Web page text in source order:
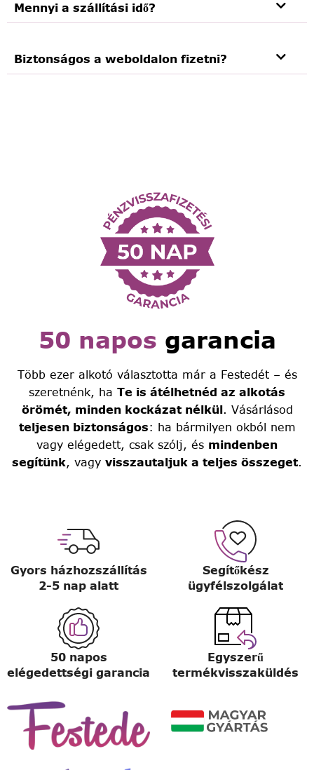
Mennyi a szállítási idő?
Biztonságos a weboldalon fizetni?
50 napos garancia
Több ezer alkotó választotta már a Festedét – és
szeretnénk, ha Te is átélhetnéd az alkotás
örömét, minden kockázat nélkül. Vásárlásod
teljesen biztonságos: ha bármilyen okból nem
vagy elégedett, csak szólj, és mindenben
segítünk, vagy visszautaljuk a teljes összeget.
Gyors házhozszállítás
2-5 nap alatt
Segítőkész
ügyfélszolgálat
50 napos
elégedettségi garancia
Egyszerű
termékvisszaküldés